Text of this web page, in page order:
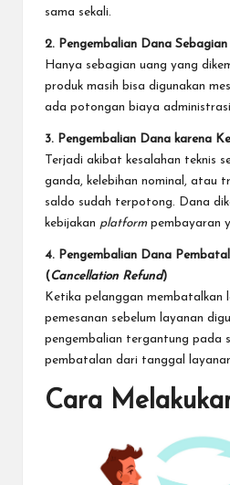
sama sekali.
2. Pengembalian Dana Sebagian
Hanya sebagian uang yang
produk masih bisa digunakan
ada potongan biaya
3. Pengembalian Dana karena
Terjadi akibat kesalahan teknis
ganda, kelebihan nominal, atau
saldo sudah terpotong. Dana
kebijakan platformpembayaran
4. Pengembalian Dana
(Cancellation Refund)
Ketika pelanggan membatalkan
pemesanan sebelum layanan
pengembalian tergantung pada
pembatalan dari tanggal
Cara